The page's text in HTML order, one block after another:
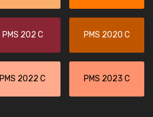
PMS 202 C PMS 2020 C
PMS 2022 C PMS 2023 C